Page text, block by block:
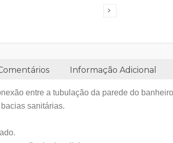
Informação Adicional
entre a tubulação da parede do
sanitárias.